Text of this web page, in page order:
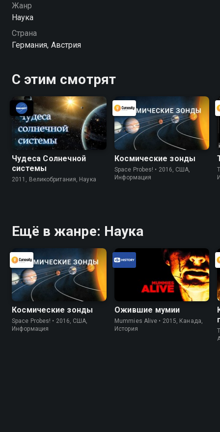
Жанр
Наука
Страна
Германия, Австрия
С этим смотрят
Чудеса Солнечной
системы
2011, Великобритания, Наука
Космические зонды
Space Probes! • 2016, США,
Информация
Ещё в жанре: Наука
Космические зонды
Space Probes! • 2016, США,
Информация
Ожившие мумии
Mummies Alive • 2015, Канада,
История